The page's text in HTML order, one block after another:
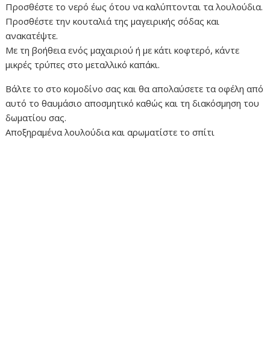
Προσθέστε το νερό έως ότου να καλύπτονται τα λουλούδια.
Προσθέστε την κουταλιά της μαγειρικής σόδας και
ανακατέψτε.
Με τη βοήθεια ενός μαχαιριού ή με κάτι κοφτερό, κάντε
μικρές τρύπες στο μεταλλικό καπάκι.
Βάλτε το στο κομοδίνο σας και θα απολαύσετε τα οφέλη από
αυτό το θαυμάσιο αποσμητικό καθώς και τη διακόσμηση του
δωματίου σας.
Αποξηραμένα λουλούδια και αρωματίστε το σπίτι